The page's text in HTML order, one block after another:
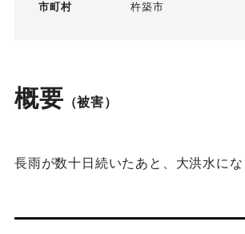
市町村 杵築市
概要 （被害）
長雨が数十日続いたあと、大洪水にな